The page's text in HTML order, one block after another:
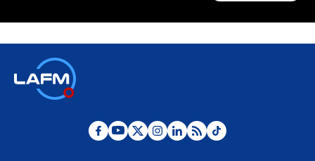
¿Por qué De la Espriella gobernará